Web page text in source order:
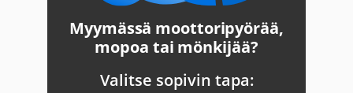
Myymässä moottoripyörää,
mopoa tai mönkijää?
Valitse sopivin tapa: